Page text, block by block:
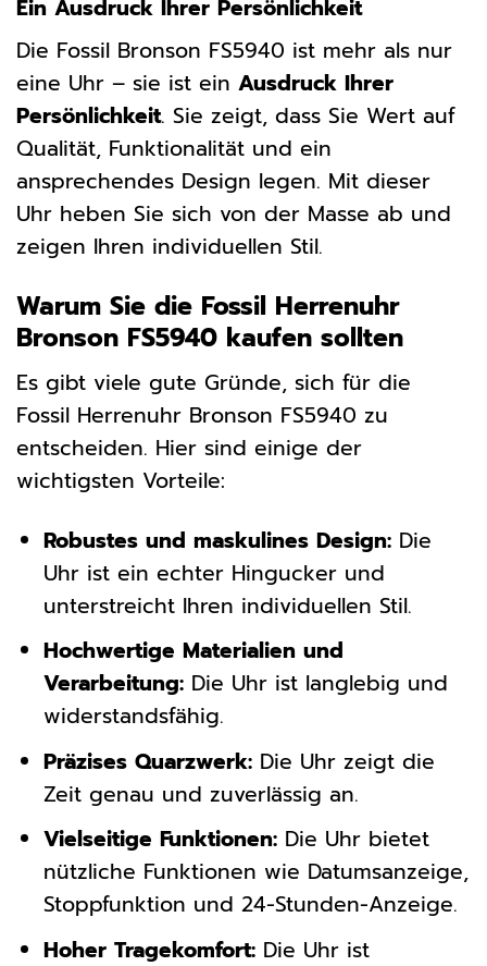
Ein Ausdruck Ihrer Persönlichkeit
Die Fossil Bronson FS5940 ist mehr als nur
eine Uhr – sie ist ein Ausdruck Ihrer
Persönlichkeit. Sie zeigt, dass Sie Wert auf
Qualität, Funktionalität und ein
ansprechendes Design legen. Mit dieser
Uhr heben Sie sich von der Masse ab und
zeigen Ihren individuellen Stil.
Warum Sie die Fossil Herrenuhr
Bronson FS5940 kaufen sollten
Es gibt viele gute Gründe, sich für die
Fossil Herrenuhr Bronson FS5940 zu
entscheiden. Hier sind einige der
wichtigsten Vorteile:
Robustes und maskulines Design:Die
Uhr ist ein echter Hingucker und
unterstreicht Ihren individuellen Stil.
Hochwertige Materialien und
Verarbeitung:Die Uhr ist langlebig und
widerstandsfähig.
Präzises Quarzwerk:Die Uhr zeigt die
Zeit genau und zuverlässig an.
Vielseitige Funktionen:Die Uhr bietet
nützliche Funktionen wie Datumsanzeige,
Stoppfunktion und 24-Stunden-Anzeige.
Hoher Tragekomfort:Die Uhr ist